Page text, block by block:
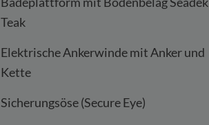
Teak
Elektrische Ankerwinde mit Anker und
Kette
Sicherungsöse (Secure Eye)